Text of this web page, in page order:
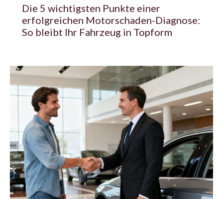
Die 5 wichtigsten Punkte einer
erfolgreichen Motorschaden-Diagnose:
So bleibt Ihr Fahrzeug in Topform